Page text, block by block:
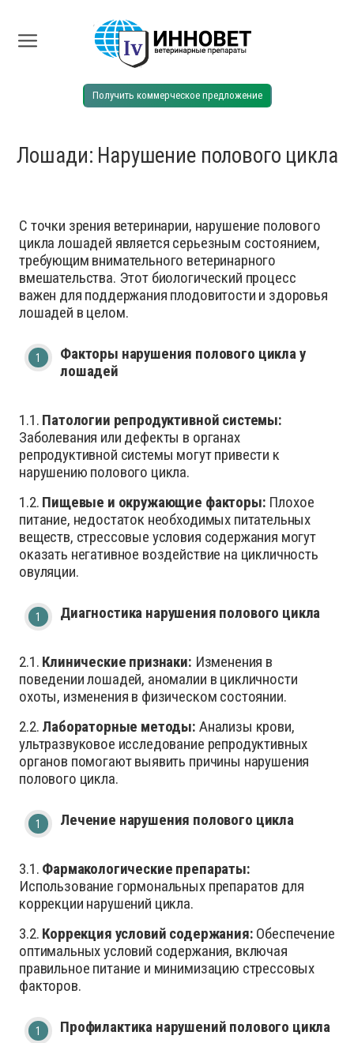
Получить коммерческое предложение
Лошади: Нарушение полового цикла
С точки зрения ветеринарии, нарушение полового
цикла лошадей является серьезным состоянием,
требующим внимательного ветеринарного
вмешательства. Этот биологический процесс
важен для поддержания плодовитости и здоровья
лошадей в целом.
Факторы нарушения полового цикла у
лошадей
1.1. Патологии репродуктивной системы:
Заболевания или дефекты в органах
репродуктивной системы могут привести к
нарушению полового цикла.
1.2. Пищевые и окружающие факторы: Плохое
питание, недостаток необходимых питательных
веществ, стрессовые условия содержания могут
оказать негативное воздействие на цикличность
овуляции.
Диагностика нарушения полового цикла
2.1. Клинические признаки: Изменения в
поведении лошадей, аномалии в цикличности
охоты, изменения в физическом состоянии.
2.2. Лабораторные методы: Анализы крови,
ультразвуковое исследование репродуктивных
органов помогают выявить причины нарушения
полового цикла.
Лечение нарушения полового цикла
3.1. Фармакологические препараты:
Использование гормональных препаратов для
коррекции нарушений цикла.
3.2. Коррекция условий содержания: Обеспечение
оптимальных условий содержания, включая
правильное питание и минимизацию стрессовых
факторов.
Профилактика нарушений полового цикла